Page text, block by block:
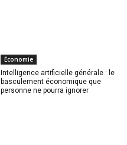
Économie
Intelligence artificielle générale : le
basculement économique que
personne ne pourra ignorer